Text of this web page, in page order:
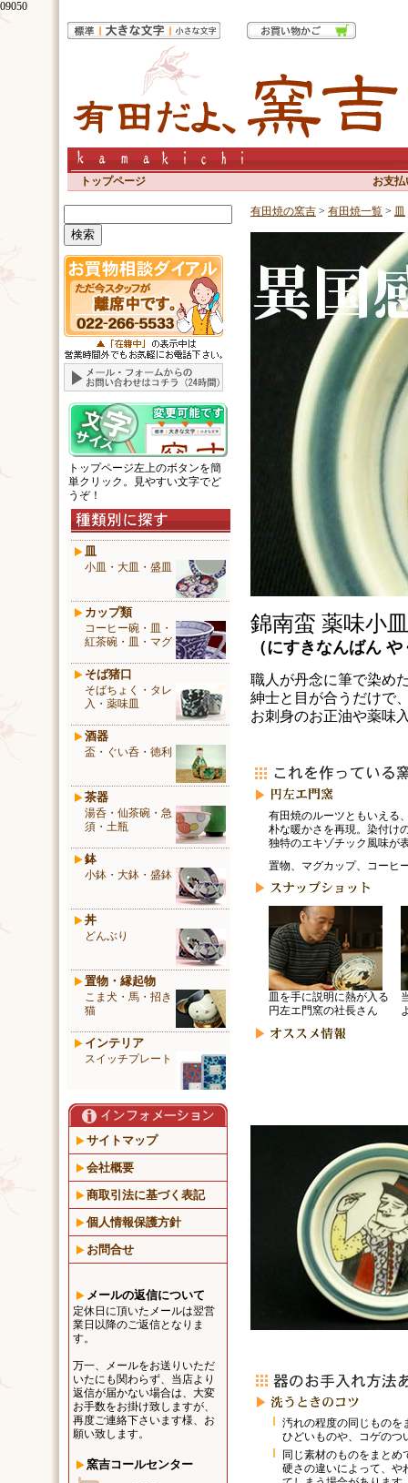
09050
トップページ お支
トップページ左上のボタンを簡
単クリック。見やすい文字でど
うぞ！
皿
小皿・大皿・盛皿
カップ類
コーヒー碗・皿・
紅茶碗・皿・マグ
そば猪口
そばちょく・タレ
入・薬味皿
酒器
盃・ぐい呑・徳利
茶器
湯呑・仙茶碗・急
須・土瓶
鉢
小鉢・大鉢・盛鉢
丼
どんぶり
置物・縁起物
こま犬・馬・招き
猫
インテリア
スイッチプレート
サイトマップ
会社概要
商取引法に基づく表記
個人情報保護方針
お問合せ
メールの返信について
定休日に頂いたメールは翌営
業日以降のご返信となりま
す。
万一、メールをお送りいただ
いたにも関わらず、当店より
返信が届かない場合は、大変
お手数をお掛け致しますが、
再度ご連絡下さいます様、お
願い致します。
窯吉コールセンター
有田焼の窯吉 > 有田焼一覧 > 皿
錦南蛮 薬味小
（にすきなんばん や
職人が丹念に筆で染め
紳士と目が合うだけで
お刺身のお正油や薬味
有田焼のルーツともいえる
朴な暖かさを再現。染付け
独特のエキゾチック風味が
置物、マグカップ、コーヒ
皿を手に説明に熱が入る
円左エ門窯の社長さん
汚れの程度の同じものを
ひどいものや、コゲのつ
同じ素材のものをまと
硬さの違いによって、や